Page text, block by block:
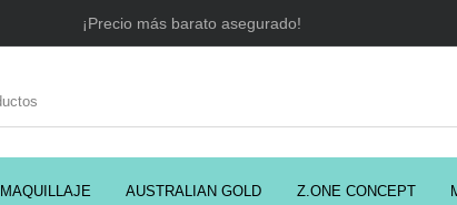
¡Precio más barato asegurado!
MAQUILLAJE AUSTRALIAN GOLD Z.ONE CONCEPT